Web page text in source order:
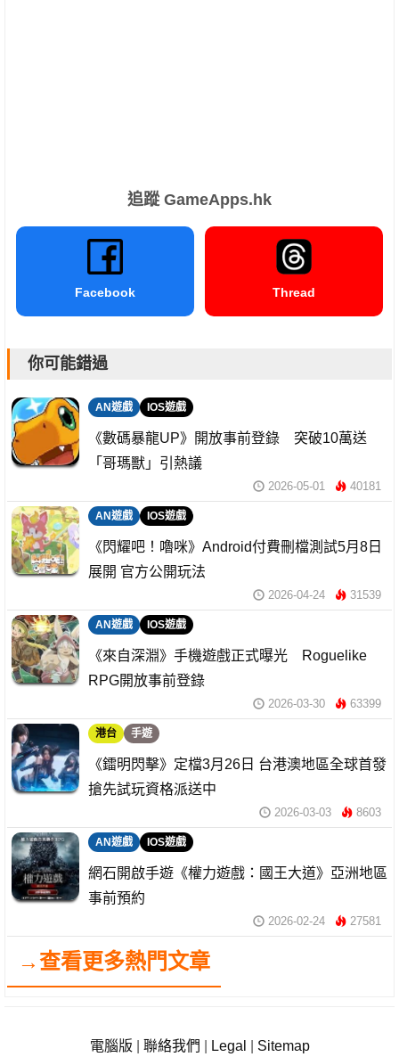
追蹤 GameApps.hk
Facebook Thread
你可能錯過
AN遊戲 IOS遊戲
《數碼暴龍UP》開放事前登錄 突破10萬送
「哥瑪獸」引熱議
2026-05-01 40181
AN遊戲 IOS遊戲
《閃耀吧！嚕咪》Android付費刪檔測試5月8日
展開 官方公開玩法
2026-04-24 31539
AN遊戲 IOS遊戲
《來自深淵》手機遊戲正式曝光 Roguelike
RPG開放事前登錄
2026-03-30 63399
港台 手遊
《鐳明閃擊》定檔3月26日 台港澳地區全球首發
搶先試玩資格派送中
2026-03-03 8603
AN遊戲 IOS遊戲
網石開啟手遊《權力遊戲：國王大道》亞洲地區
事前預約
2026-02-24 27581
→查看更多熱門文章
電腦版 聯絡我們 Legal Sitemap